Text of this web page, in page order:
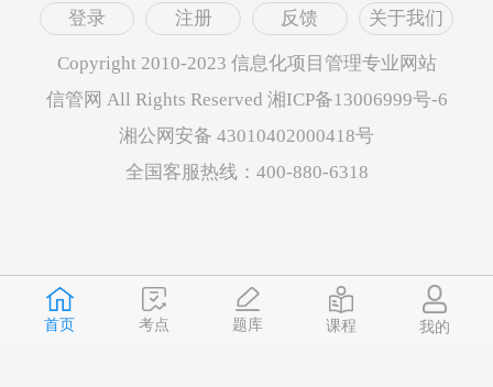
首页 考点 题库 课程 我的
登录 注册 反馈 关于我们
Copyright 2010-2023 信息化项目管理专业网站
信管网 All Rights Reserved 湘ICP备13006999号-6
湘公网安备 43010402000418号
全国客服热线：400-880-6318